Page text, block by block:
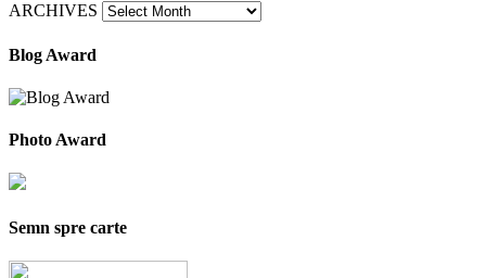
ARCHIVES
Blog Award
Photo Award
Semn spre carte